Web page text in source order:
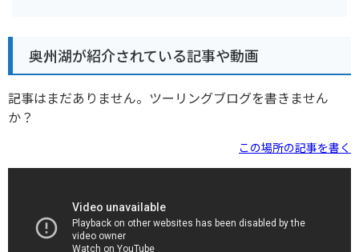
奥州湖が紹介されている記事や動画
記事はまだありません。ツーリングブログを書きません
か？
この場所の記事を書く